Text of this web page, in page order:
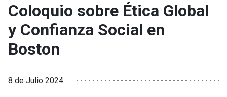
Coloquio sobre Ética Global
y Confianza Social en
Boston
8 de Julio 2024